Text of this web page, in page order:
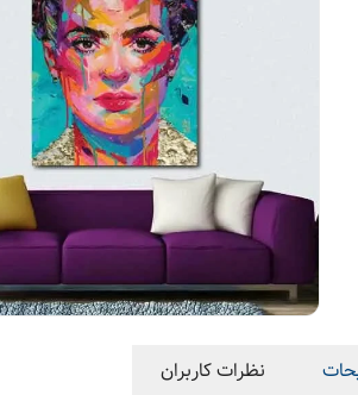
نظرات کاربران